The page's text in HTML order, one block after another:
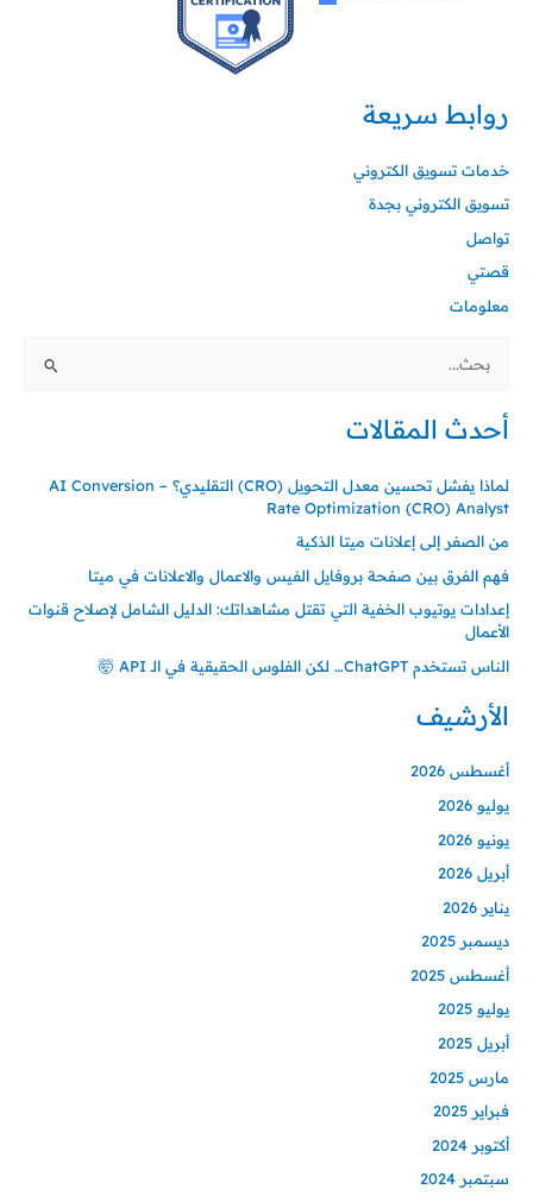
روابط سريعة
خدمات تسويق الكتروني
تسويق الكتروني بجدة
تواصل
قصتي
معلومات
البحث
أحدث المقالات
لماذا يفشل تحسين معدل التحويل (CRO) التقليدي؟ – AI Conversion
Rate Optimization (CRO) Analyst
من الصفر إلى إعلانات ميتا الذكية
فهم الفرق بين صفحة بروفايل الفيس والاعمال والاعلانات في ميتا
إعدادات يوتيوب الخفية التي تقتل مشاهداتك: الدليل الشامل لإصلاح قنوات
الأعمال
الناس تستخدم ChatGPT… لكن الفلوس الحقيقية في الـ API 🤯
الأرشيف
أغسطس 2026
يوليو 2026
يونيو 2026
أبريل 2026
يناير 2026
ديسمبر 2025
أغسطس 2025
يوليو 2025
أبريل 2025
مارس 2025
فبراير 2025
أكتوبر 2024
سبتمبر 2024